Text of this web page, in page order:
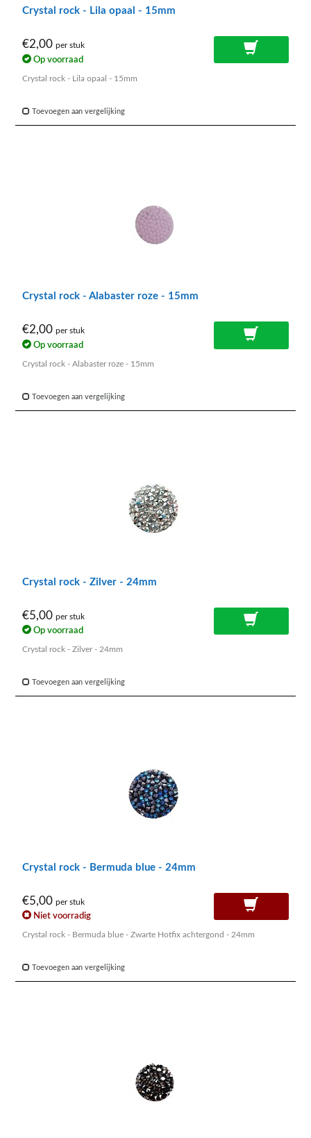
Crystal rock - Lila opaal - 15mm
€2,00 per stuk
Op voorraad
Crystal rock - Lila opaal - 15mm
Toevoegen aan vergelijking
Crystal rock - Alabaster roze - 15mm
€2,00 per stuk
Op voorraad
Crystal rock - Alabaster roze - 15mm
Toevoegen aan vergelijking
Crystal rock - Zilver - 24mm
€5,00 per stuk
Op voorraad
Crystal rock - Zilver - 24mm
Toevoegen aan vergelijking
Crystal rock - Bermuda blue - 24mm
€5,00 per stuk
Niet voorradig
Crystal rock - Bermuda blue - Zwarte Hotfix achtergond - 24mm
Toevoegen aan vergelijking